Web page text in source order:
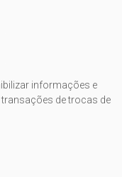
informações e
de trocas de